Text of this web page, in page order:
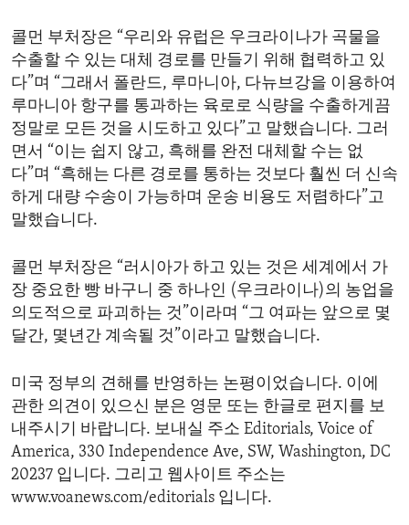
콜먼 부처장은 “우리와 유럽은 우크라이나가 곡물을
수출할 수 있는 대체 경로를 만들기 위해 협력하고 있
다”며 “그래서 폴란드, 루마니아, 다뉴브강을 이용하여
루마니아 항구를 통과하는 육로로 식량을 수출하게끔
정말로 모든 것을 시도하고 있다”고 말했습니다. 그러
면서 “이는 쉽지 않고, 흑해를 완전 대체할 수는 없
다”며 “흑해는 다른 경로를 통하는 것보다 훨씬 더 신속
하게 대량 수송이 가능하며 운송 비용도 저렴하다”고
말했습니다.
콜먼 부처장은 “러시아가 하고 있는 것은 세계에서 가
장 중요한 빵 바구니 중 하나인 (우크라이나)의 농업을
의도적으로 파괴하는 것”이라며 “그 여파는 앞으로 몇
달간, 몇년간 계속될 것”이라고 말했습니다.
미국 정부의 견해를 반영하는 논평이었습니다. 이에
관한 의견이 있으신 분은 영문 또는 한글로 편지를 보
내주시기 바랍니다. 보내실 주소 Editorials, Voice of
America, 330 Independence Ave, SW, Washington, DC
20237 입니다. 그리고 웹사이트 주소는
www.voanews.com/editorials 입니다.